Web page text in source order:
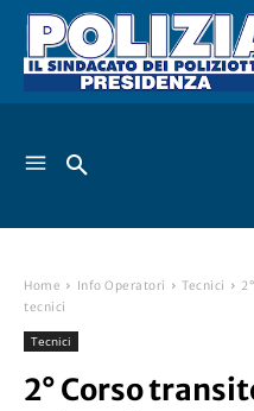
Home Info Operatori Tecnici
tecnici
Tecnici
2° Corso